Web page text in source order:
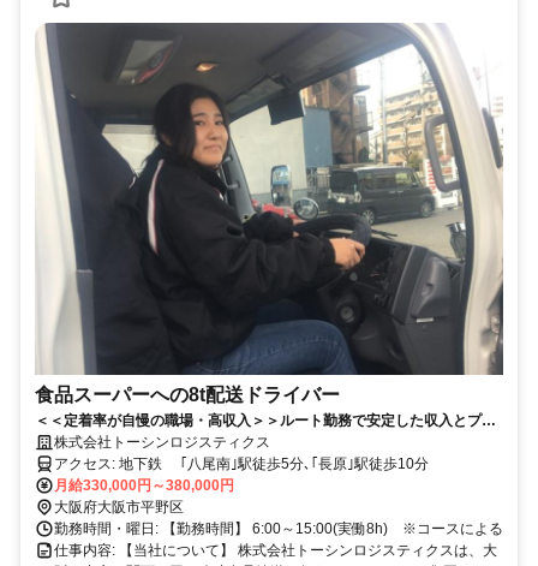
食品スーパーへの8t配送ドライバー
＜＜定着率が自慢の職場・高収入＞＞ルート勤務で安定した収入とプラ
イベートも充実！！
株式会社トーシンロジスティクス
アクセス: 地下鉄 ｢八尾南｣駅徒歩5分､｢長原｣駅徒歩10分
月給330,000円～380,000円
大阪府大阪市平野区
勤務時間・曜日: 【勤務時間】 6:00～15:00(実働8h) ※コースによる
仕事内容: 【当社について】 株式会社トーシンロジスティクスは、大